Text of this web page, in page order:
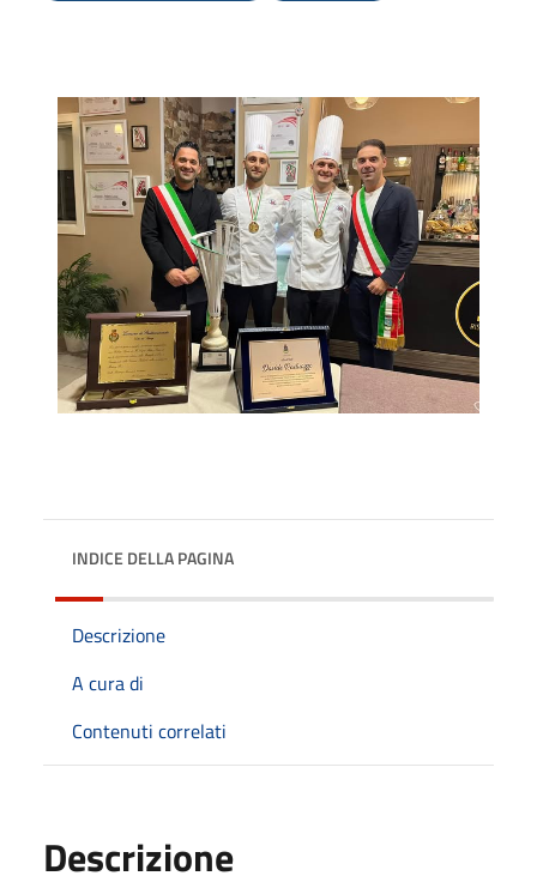
INDICE DELLA PAGINA
Descrizione
A cura di
Contenuti correlati
Descrizione